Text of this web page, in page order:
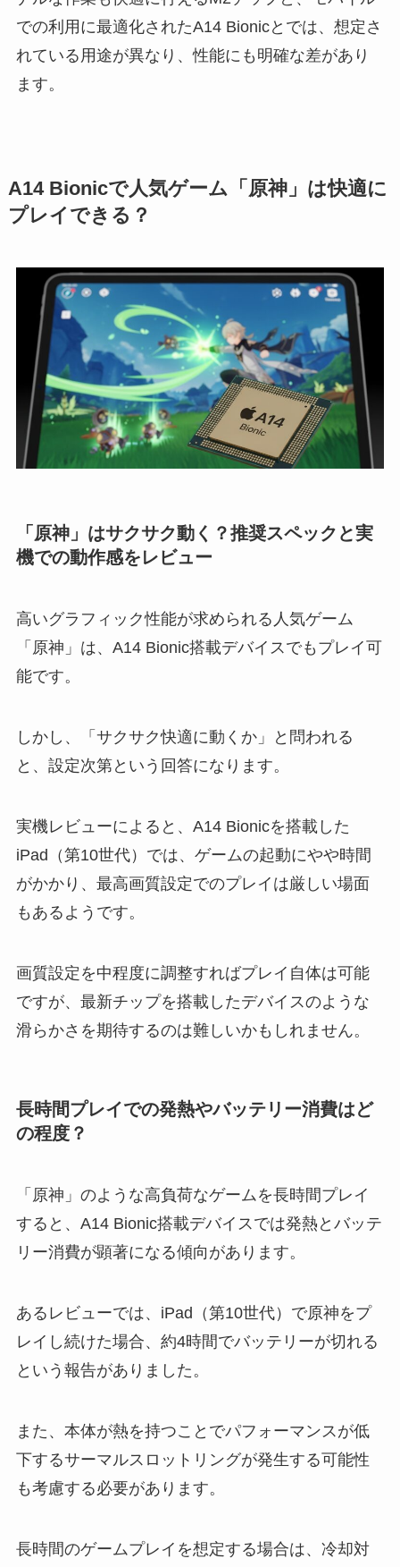
での利用に最適化されたA14 Bionicとでは、想定さ
れている用途が異なり、性能にも明確な差があり
ます。
A14 Bionicで人気ゲーム「原神」は快適に
プレイできる？
「原神」はサクサク動く？推奨スペックと実
機での動作感をレビュー
高いグラフィック性能が求められる人気ゲーム
「原神」は、A14 Bionic搭載デバイスでもプレイ可
能です。
しかし、「サクサク快適に動くか」と問われる
と、設定次第という回答になります。
実機レビューによると、A14 Bionicを搭載した
iPad（第10世代）では、ゲームの起動にやや時間
がかかり、最高画質設定でのプレイは厳しい場面
もあるようです。
画質設定を中程度に調整すればプレイ自体は可能
ですが、最新チップを搭載したデバイスのような
滑らかさを期待するのは難しいかもしれません。
長時間プレイでの発熱やバッテリー消費はど
の程度？
「原神」のような高負荷なゲームを長時間プレイ
すると、A14 Bionic搭載デバイスでは発熱とバッテ
リー消費が顕著になる傾向があります。
あるレビューでは、iPad（第10世代）で原神をプ
レイし続けた場合、約4時間でバッテリーが切れる
という報告がありました。
また、本体が熱を持つことでパフォーマンスが低
下するサーマルスロットリングが発生する可能性
も考慮する必要があります。
長時間のゲームプレイを想定する場合は、冷却対